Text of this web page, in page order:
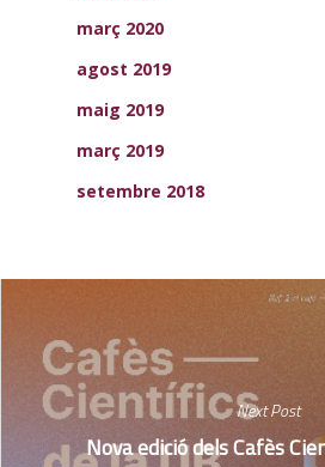
març 2020
agost 2019
maig 2019
març 2019
setembre 2018
Next Post
Nova edició dels Cafès